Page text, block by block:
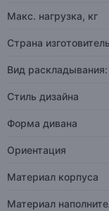
Макс. нагрузка, кг
Страна изготовитель
Вид раскладывания:
Стиль дизайна
Форма дивана
Ориентация
Материал корпуса
Материал